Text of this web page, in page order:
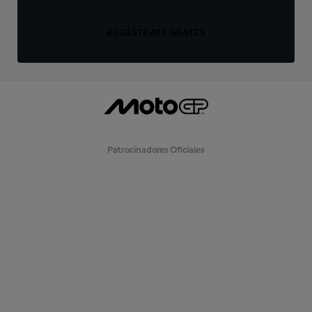
Patrocinadores Oficiales